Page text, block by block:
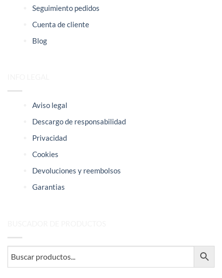
Seguimiento pedidos
Cuenta de cliente
Blog
Aviso legal
Descargo de responsabilidad
Privacidad
Cookies
Devoluciones y reembolsos
Garantias